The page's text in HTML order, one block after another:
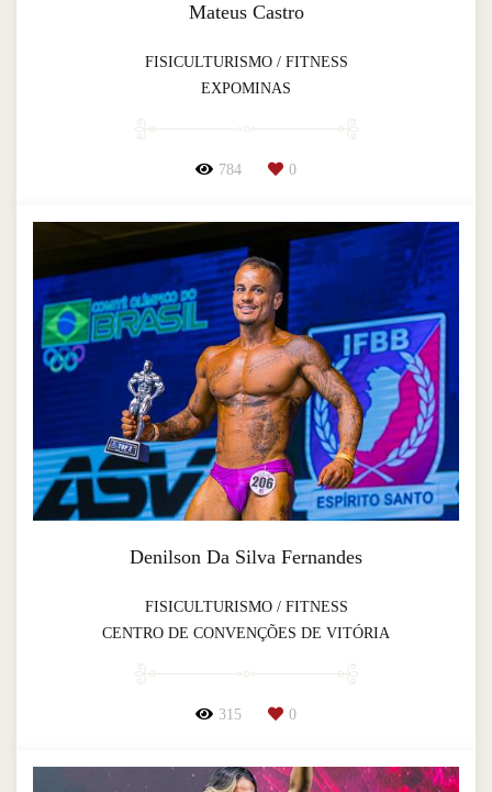
Mateus Castro
FISICULTURISMO / FITNESS
EXPOMINAS
784 0
Denilson Da Silva Fernandes
FISICULTURISMO / FITNESS
CENTRO DE CONVENÇÕES DE VITÓRIA
315 0